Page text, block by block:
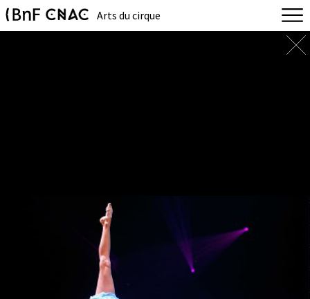
Arts du cirque